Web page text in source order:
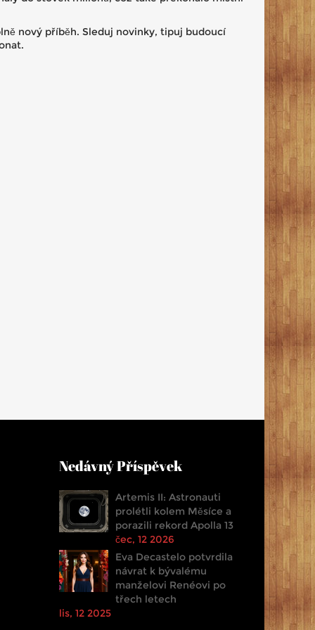
nový příběh. Sleduj novinky, tipuj budoucí
Nedávný Příspěvek
Artemis II: Astronauti
prolétli kolem Měsíce a
porazili rekord Apolla 13
čec, 12 2026
Eva Decastelo potvrdila
návrat k bývalému
manželovi Renéovi po
třech letech
lis, 12 2025